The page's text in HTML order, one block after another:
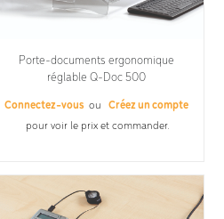
Porte-documents ergonomique
réglable Q-Doc 500
Connectez-vous ou
Créez un compte
pour voir le prix et commander.